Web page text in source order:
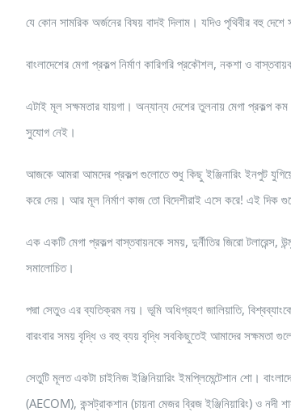
যে কোন সামরিক অর্জনের বিষয় বাদই দিলাম। যদিও পৃথিবীর বহু
বাংলাদেশের মেগা প্রকল্প নির্মাণ কারিগরি প্রকৌশল, নকশা ও
এটাই মূল সক্ষমতার যায়গা। অন্যান্য দেশের তুলনায় মেগা প্রকল্প
সুযোগ নেই।
আজকে আমরা আমদের প্রকল্প গুলোতে শুধু কিছু ইঞ্জিনারিং ইনপুট যুগিয়ে
করে দেয়। আর মূল নির্মাণ কাজ তো বিদেশীরাই এসে করে! এই দিক
এক একটি মেগা প্রকল্প বাস্তবায়নকে সময়, দুর্নীতির জিরো
সমালোচিত।
পদ্মা সেতুও এর ব্যতিক্রম নয়। ভূমি অধিগ্রহণ জালিয়াতি,
বারংবার সময় বৃদ্ধি ও বহু ব্যয় বৃদ্ধি সবকিছুতেই আমাদের সক্ষমতা
সেতুটি মূলত একটা চাইনিজ ইঞ্জিনিয়ারিং ইমপ্লিমেন্টেশান শো।
(AECOM), কন্সট্রাকশান (চায়না মেজর ব্রিজ ইঞ্জিনিয়ারিং) ও নদী